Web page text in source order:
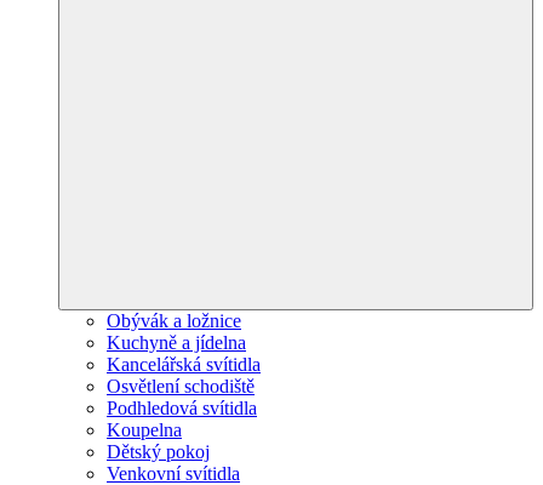
Obývák a ložnice
Kuchyně a jídelna
Kancelářská svítidla
Osvětlení schodiště
Podhledová svítidla
Koupelna
Dětský pokoj
Venkovní svítidla